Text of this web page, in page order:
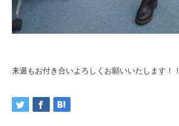
来週もお付き合いよろしくお願いいたします！！